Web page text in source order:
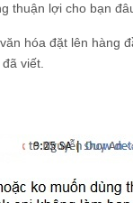
thuận lợi cho bạn
hóa đặt lên hàng
viết.